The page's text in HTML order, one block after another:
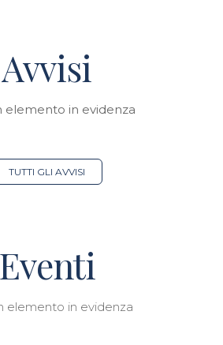
Avvisi
elemento in evidenza
TUTTI GLI AVVISI
Eventi
elemento in evidenza